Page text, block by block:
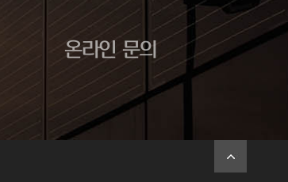
온라인 문의